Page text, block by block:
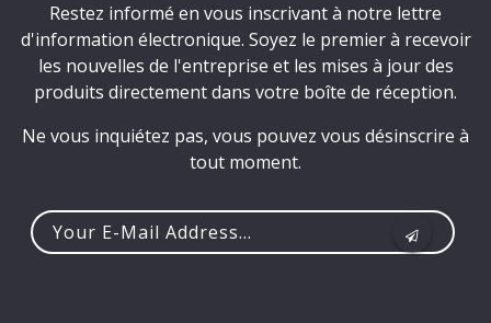
Restez informé en vous inscrivant à notre lettre
d'information électronique. Soyez le premier à recevoir
les nouvelles de l'entreprise et les mises à jour des
produits directement dans votre boîte de réception.
Ne vous inquiétez pas, vous pouvez vous désinscrire à
tout moment.